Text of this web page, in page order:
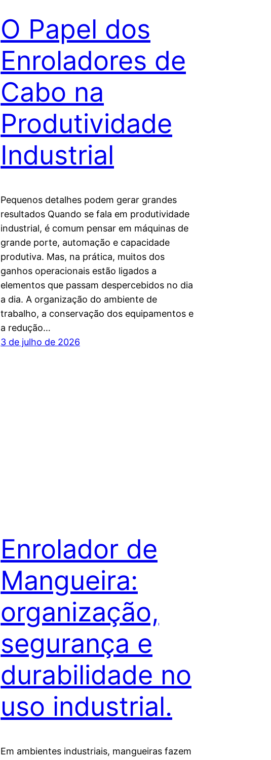
O Papel dos
Enroladores de
Cabo na
Produtividade
Industrial
Pequenos detalhes podem gerar grandes
resultados Quando se fala em produtividade
industrial, é comum pensar em máquinas de
grande porte, automação e capacidade
produtiva. Mas, na prática, muitos dos
ganhos operacionais estão ligados a
elementos que passam despercebidos no dia
a dia. A organização do ambiente de
trabalho, a conservação dos equipamentos e
a redução…
3 de julho de 2026
Enrolador de
Mangueira:
organização,
segurança e
durabilidade no
uso industrial.
Em ambientes industriais, mangueiras fazem